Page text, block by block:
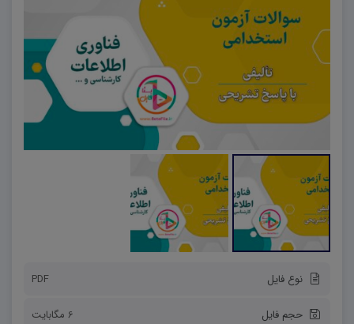
نوع فایل PDF
حجم فایل 6 مگابایت